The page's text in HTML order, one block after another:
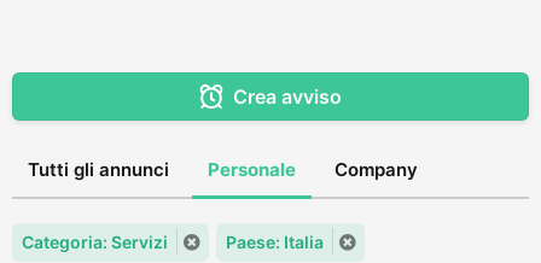
Crea avviso
Tutti gli annunci Personale Company
Categoria: Servizi Paese: Italia